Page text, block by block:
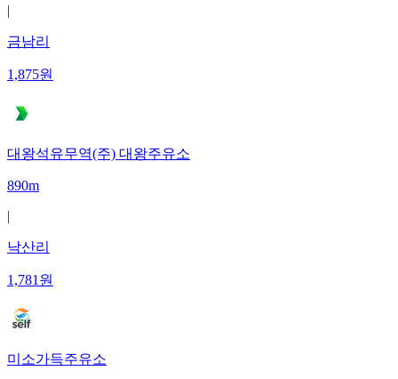
|
금남리
1,875원
대왕석유무역(주) 대왕주유소
890m
|
낙산리
1,781원
미소가득주유소